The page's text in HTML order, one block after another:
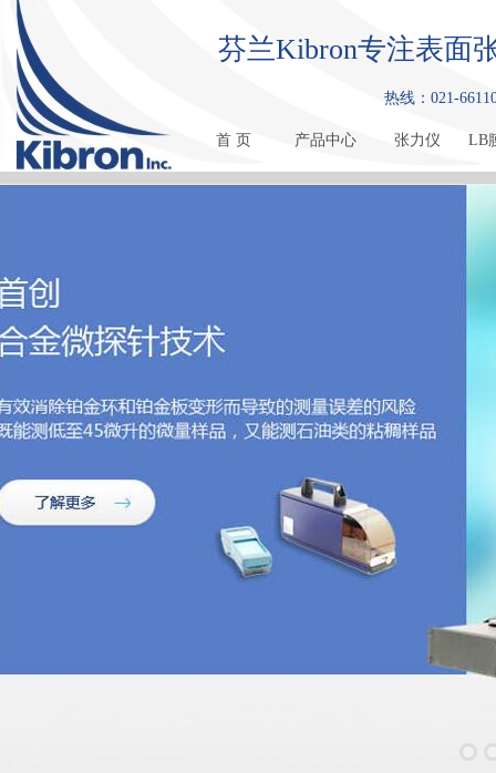
芬兰Kibron专注表面
热线：021-
首 页 产品中心 张力仪 LB